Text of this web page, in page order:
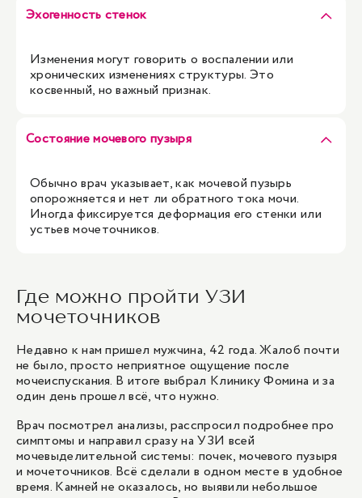
Эхогенность стенок
Изменения могут говорить о воспалении или
хронических изменениях структуры. Это
косвенный, но важный признак.
Состояние мочевого пузыря
Обычно врач указывает, как мочевой пузырь
опорожняется и нет ли обратного тока мочи.
Иногда фиксируется деформация его стенки или
устьев мочеточников.
Где можно пройти УЗИ
мочеточников
Недавно к нам пришел мужчина, 42 года. Жалоб почти
не было, просто неприятное ощущение после
мочеиспускания. В итоге выбрал Клинику Фомина и за
один день прошел всё, что нужно.
Врач посмотрел анализы, расспросил подробнее про
симптомы и направил сразу на УЗИ всей
мочевыделительной системы: почек, мочевого пузыря
и мочеточников. Всё сделали в одном месте в удобное
время. Камней не оказалось, но выявили небольшое